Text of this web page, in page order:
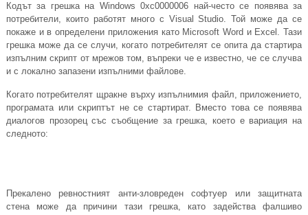
Кодът за грешка на Windows 0xc0000006 най-често се появява за
потребители, които работят много с Visual Studio. Той може да се
покаже и в определени приложения като Microsoft Word и Excel. Тази
грешка може да се случи, когато потребителят се опита да стартира
изпълним скрипт от мрежов том, въпреки че е известно, че се случва
и с локално запазени изпълними файлове.
Когато потребителят щракне върху изпълнимия файл, приложението,
програмата или скриптът не се стартират. Вместо това се появява
диалогов прозорец със съобщение за грешка, което е вариация на
следното:
Прекалено ревностният анти-зловреден софтуер или защитната
стена може да причини тази грешка, като задейства фалшиво